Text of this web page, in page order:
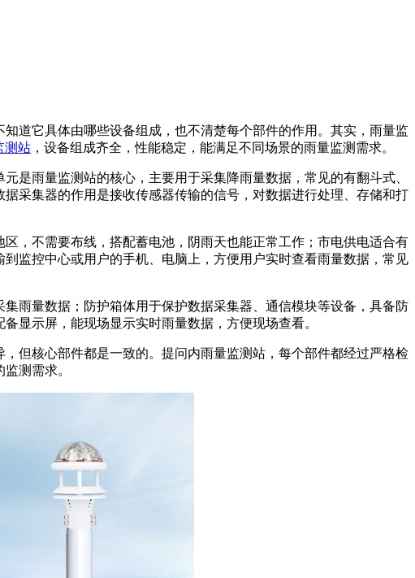
道它具体由哪些设备组成，也不清楚每个部件的作用。其实，雨量监
测站 ，设备组成齐全，性能稳定，能满足不同场景的雨量监测需求。
是雨量监测站的核心，主要用于采集降雨量数据，常见的有翻斗式、
采集器的作用是接收传感器传输的信号，对数据进行处理、存储和打
，不需要布线，搭配蓄电池，阴雨天也能正常工作；市电供电适合有
监控中心或用户的手机、电脑上，方便用户实时查看雨量数据，常见
雨量数据；防护箱体用于保护数据采集器、通信模块等设备，具备防
显示屏，能现场显示实时雨量数据，方便现场查看。
但核心部件都是一致的。提问内雨量监测站，每个部件都经过严格检
测需求。